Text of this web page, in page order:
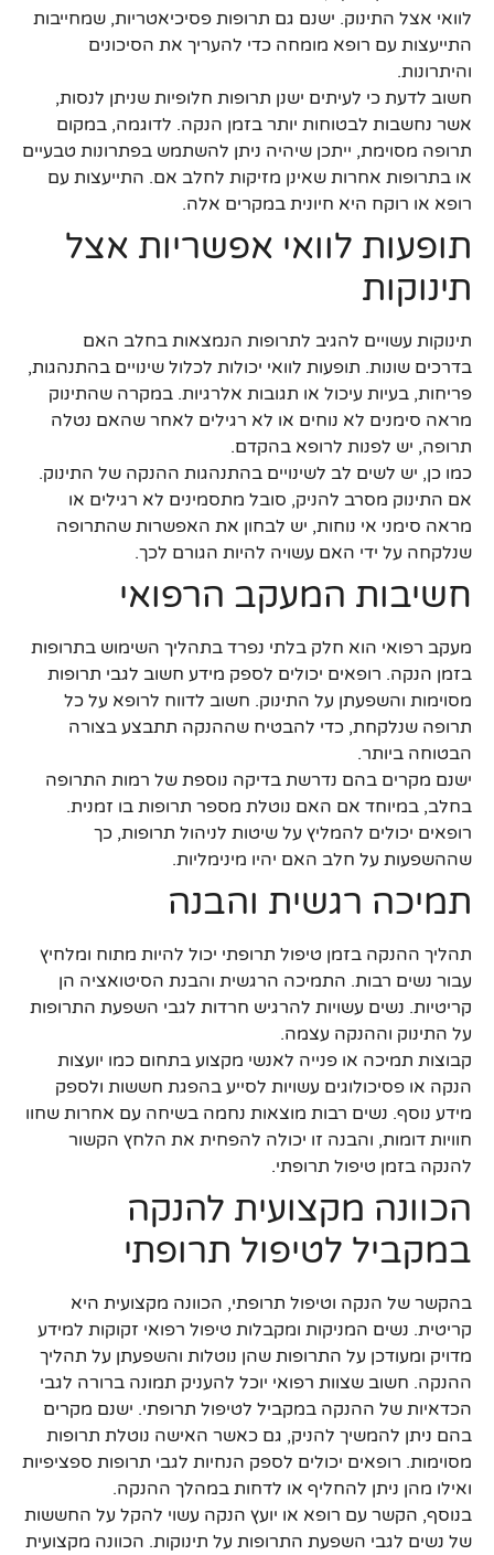
לוואי אצל התינוק. ישנם גם תרופות פסיכיאטריות, שמחייבות
התייעצות עם רופא מומחה כדי להעריך את הסיכונים
והיתרונות.
חשוב לדעת כי לעיתים ישנן תרופות חלופיות שניתן לנסות,
אשר נחשבות לבטוחות יותר בזמן הנקה. לדוגמה, במקום
תרופה מסוימת, ייתכן שיהיה ניתן להשתמש בפתרונות טבעיים
או בתרופות אחרות שאינן מזיקות לחלב אם. התייעצות עם
רופא או רוקח היא חיונית במקרים אלה.
תופעות לוואי אפשריות אצל
תינוקות
תינוקות עשויים להגיב לתרופות הנמצאות בחלב האם
בדרכים שונות. תופעות לוואי יכולות לכלול שינויים בהתנהגות,
פריחות, בעיות עיכול או תגובות אלרגיות. במקרה שהתינוק
מראה סימנים לא נוחים או לא רגילים לאחר שהאם נטלה
תרופה, יש לפנות לרופא בהקדם.
כמו כן, יש לשים לב לשינויים בהתנהגות ההנקה של התינוק.
אם התינוק מסרב להניק, סובל מתסמינים לא רגילים או
מראה סימני אי נוחות, יש לבחון את האפשרות שהתרופה
שנלקחה על ידי האם עשויה להיות הגורם לכך.
חשיבות המעקב הרפואי
מעקב רפואי הוא חלק בלתי נפרד בתהליך השימוש בתרופות
בזמן הנקה. רופאים יכולים לספק מידע חשוב לגבי תרופות
מסוימות והשפעתן על התינוק. חשוב לדווח לרופא על כל
תרופה שנלקחת, כדי להבטיח שההנקה תתבצע בצורה
הבטוחה ביותר.
ישנם מקרים בהם נדרשת בדיקה נוספת של רמות התרופה
בחלב, במיוחד אם האם נוטלת מספר תרופות בו זמנית.
רופאים יכולים להמליץ על שיטות לניהול תרופות, כך
שההשפעות על חלב האם יהיו מינימליות.
תמיכה רגשית והבנה
תהליך ההנקה בזמן טיפול תרופתי יכול להיות מתוח ומלחיץ
עבור נשים רבות. התמיכה הרגשית והבנת הסיטואציה הן
קריטיות. נשים עשויות להרגיש חרדות לגבי השפעת התרופות
על התינוק וההנקה עצמה.
קבוצות תמיכה או פנייה לאנשי מקצוע בתחום כמו יועצות
הנקה או פסיכולוגים עשויות לסייע בהפגת חששות ולספק
מידע נוסף. נשים רבות מוצאות נחמה בשיחה עם אחרות שחוו
חוויות דומות, והבנה זו יכולה להפחית את הלחץ הקשור
להנקה בזמן טיפול תרופתי.
הכוונה מקצועית להנקה
במקביל לטיפול תרופתי
בהקשר של הנקה וטיפול תרופתי, הכוונה מקצועית היא
קריטית. נשים המניקות ומקבלות טיפול רפואי זקוקות למידע
מדויק ומעודכן על התרופות שהן נוטלות והשפעתן על תהליך
ההנקה. חשוב שצוות רפואי יוכל להעניק תמונה ברורה לגבי
הכדאיות של ההנקה במקביל לטיפול תרופתי. ישנם מקרים
בהם ניתן להמשיך להניק, גם כאשר האישה נוטלת תרופות
מסוימות. רופאים יכולים לספק הנחיות לגבי תרופות ספציפיות
ואילו מהן ניתן להחליף או לדחות במהלך ההנקה.
בנוסף, הקשר עם רופא או יועץ הנקה עשוי להקל על החששות
של נשים לגבי השפעת התרופות על תינוקות. הכוונה מקצועית